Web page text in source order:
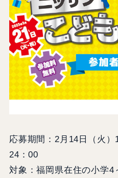
応募期間：2月14日（火）
24：00
対象：福岡県在住の小学4